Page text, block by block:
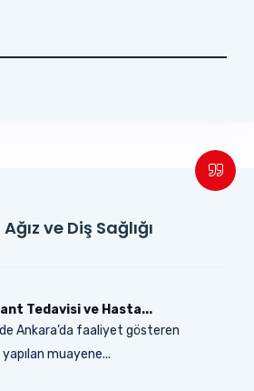
ve Diş Sağlığı
Tedavisi ve Hasta...
Ankara’da faaliyet gösteren
muayene...